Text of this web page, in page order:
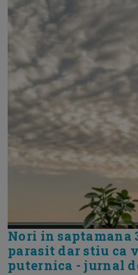
Nori in saptamana
parasit dar stiu ca
puternica - jurnal